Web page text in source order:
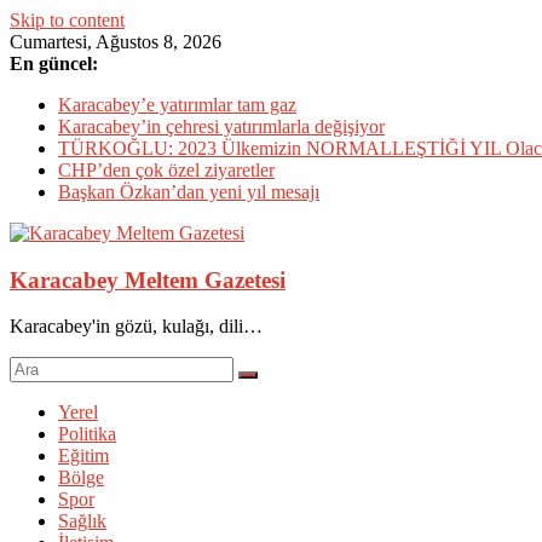
Skip to content
Cumartesi, Ağustos 8, 2026
En güncel:
Karacabey’e yatırımlar tam gaz
Karacabey’in çehresi yatırımlarla değişiyor
TÜRKOĞLU: 2023 Ülkemizin NORMALLEŞTİĞİ YIL
CHP’den çok özel ziyaretler
Başkan Özkan’dan yeni yıl mesajı
Karacabey Meltem Gazetesi
Karacabey'in gözü, kulağı, dili…
Yerel
Politika
Eğitim
Bölge
Spor
Sağlık